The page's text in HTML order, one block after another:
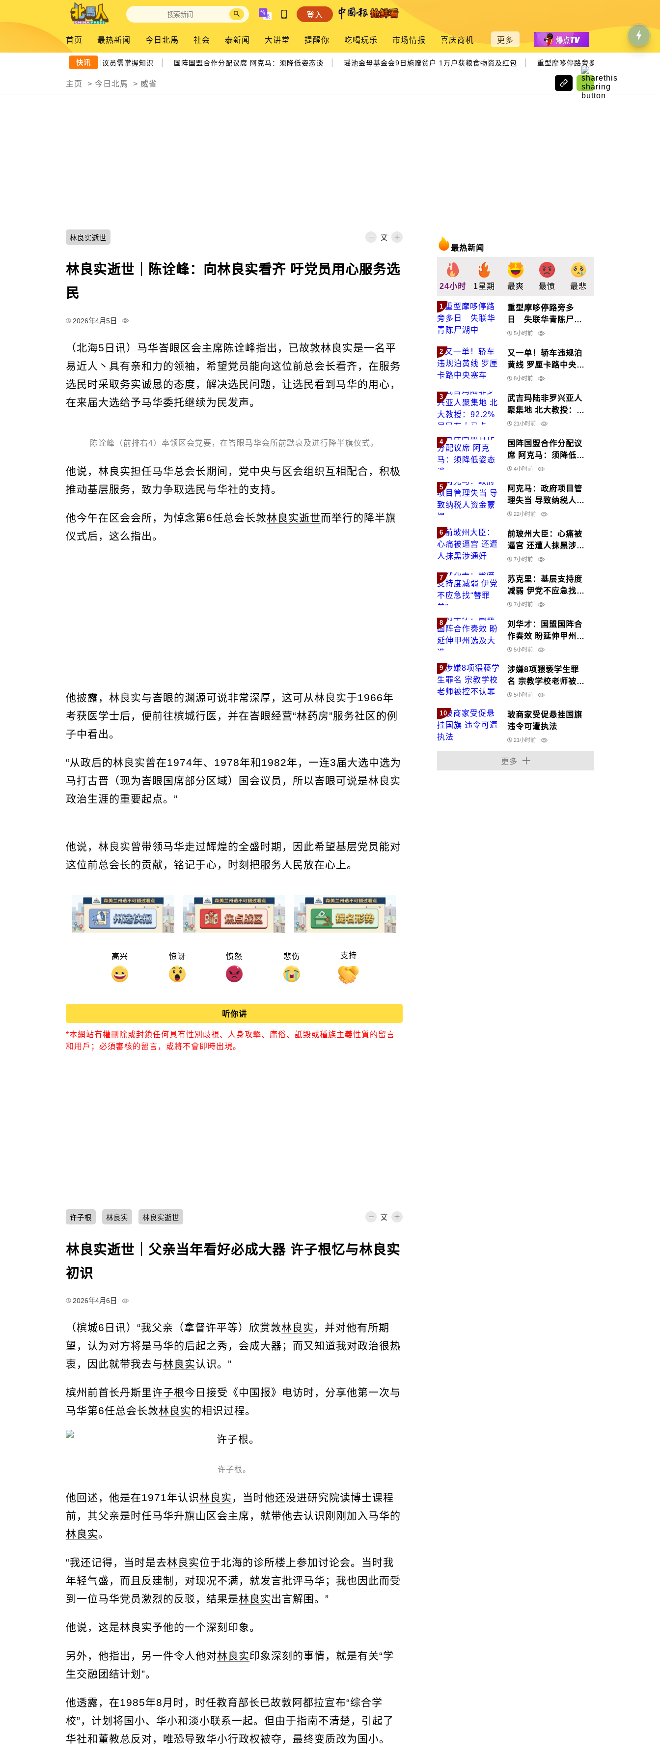
登入
首页 最热新闻 今日北馬 社会 泰新闻 大讲堂 提醒你 吃喝玩乐 市场情报 喜庆商机 更多
快讯
推槟城发展 曹观友：国州议员需掌握知识 国阵国盟合作分配议席 阿克马：须降低姿态谈 瑶池金母基金会9日施赠贫户 1万户获粮食物资及红包 重型摩哆停路旁多日 失联华青陈尸湖
主页 >今日北馬 > 威省
林良实逝世
林良实逝世｜陈诠峰：向林良实看齐 吁党员用心服务选
民
2026年4月5日
（北海5日讯）马华峇眼区会主席陈诠峰指出，已故敦林良实是一名平
易近人丶具有亲和力的领袖，希望党员能向这位前总会长看齐，在服务
选民时采取务实诚恳的态度，解决选民问题，让选民看到马华的用心，
在来届大选给予马华委托继续为民发声。
陈诠峰（前排右4）率领区会党要，在峇眼马华会所前默哀及进行降半旗仪式。
他说，林良实担任马华总会长期间，党中央与区会组织互相配合，积极
推动基层服务，致力争取选民与华社的支持。
他今午在区会会所，为悼念第6任总会长敦林良实逝世而举行的降半旗
仪式后，这么指出。
他披露，林良实与峇眼的渊源可说非常深厚，这可从林良实于1966年
考获医学士后，便前往槟城行医，并在峇眼经营“林药房”服务社区的例
子中看出。
“从政后的林良实曾在1974年、1978年和1982年，一连3届大选中选为
马打古晋（现为峇眼国席部分区域）国会议员，所以峇眼可说是林良实
政治生涯的重要起点。”
他说，林良实曾带领马华走过辉煌的全盛时期，因此希望基层党员能对
这位前总会长的贡献，铭记于心，时刻把服务人民放在心上。
高兴 惊讶 愤怒 悲伤 支持
听你讲
*本網站有權刪除或封鎖任何具有性別歧視、人身攻擊、庸俗、詆毀或種族主義性質的留言
和用戶；必須審核的留言，或將不會即時出現。
许子根 林良实 林良实逝世
林良实逝世｜父亲当年看好必成大器 许子根忆与林良实
初识
2026年4月6日
（槟城6日讯）“我父亲（拿督许平等）欣赏敦林良实 ，并对他有所期
望，认为对方将是马华的后起之秀，会成大器；而又知道我对政治很热
衷，因此就带我去与林良实认识。”
槟州前首长丹斯里许子根今日接受《中国报》电访时，分享他第一次与
马华第6任总会长敦林良实的相识过程。
许子根。
他回述，他是在1971年认识林良实 ，当时他还没进研究院读博士课程
前，其父亲是时任马华升旗山区会主席，就带他去认识刚刚加入马华的
林良实。
“我还记得，当时是去林良实位于北海的诊所楼上参加讨论会。当时我
年轻气盛，而且反建制，对现况不满，就发言批评马华；我也因此而受
到一位马华党员激烈的反驳，结果是林良实出言解围。”
他说，这是林良实予他的一个深刻印象。
另外，他指出，另一件令人他对林良实印象深刻的事情，就是有关“学
生交融团结计划”。
他透露，在1985年8月时，时任教育部长已故敦阿都拉宣布“综合学
校”，计划将国小、华小和淡小联系一起。但由于指南不清楚，引起了
华社和董教总反对，唯恐导致华小行政权被夺，最终变质改为国小。
最热新闻
24小时 1星期 最爽 最愤 最悲
1
重型摩哆停路旁多
日 失联华青陈尸湖
中5小时前
2
又一单！轿车违规泊
黄线 罗厘卡路中央塞
车8小时前
3
武吉玛陆非罗兴亚人
聚集地 北大教授：
92.2%居民有大马卡
21小时前
4
国阵国盟合作分配议
席 阿克马：须降低姿
态谈
4小时前
5
阿克马：政府项目管
理失当 导致纳税人资
金蒙损
22小时前
6
前玻州大臣：心痛被
逼宫 还遭人抹黑涉通
奸7小时前
7
苏克里：基层支持度
减弱 伊党不应急找
“替罪羊”
7小时前
8
刘华才：国盟国阵合
作奏效 盼延伸甲州选
及大选
5小时前
9
涉嫌8项猥亵学生罪
名 宗教学校老师被控
不认罪
5小时前
10
玻商家受促悬挂国旗
违令可遭执法
21小时前
更多